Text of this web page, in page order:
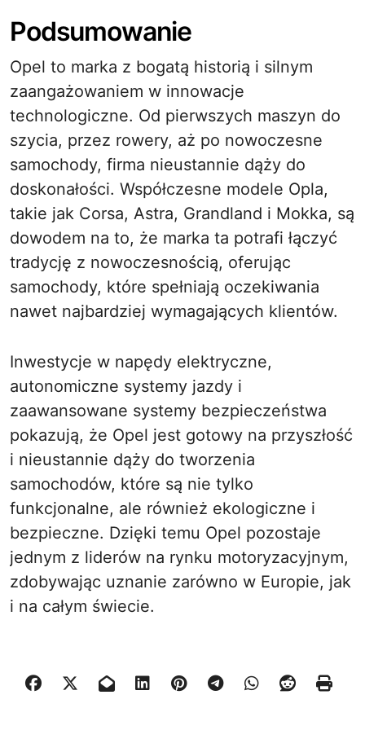
Podsumowanie
Opel to marka z bogatą historią i silnym
zaangażowaniem w innowacje
technologiczne. Od pierwszych maszyn do
szycia, przez rowery, aż po nowoczesne
samochody, firma nieustannie dąży do
doskonałości. Współczesne modele Opla,
takie jak Corsa, Astra, Grandland i Mokka, są
dowodem na to, że marka ta potrafi łączyć
tradycję z nowoczesnością, oferując
samochody, które spełniają oczekiwania
nawet najbardziej wymagających klientów.
Inwestycje w napędy elektryczne,
autonomiczne systemy jazdy i
zaawansowane systemy bezpieczeństwa
pokazują, że Opel jest gotowy na przyszłość
i nieustannie dąży do tworzenia
samochodów, które są nie tylko
funkcjonalne, ale również ekologiczne i
bezpieczne. Dzięki temu Opel pozostaje
jednym z liderów na rynku motoryzacyjnym,
zdobywając uznanie zarówno w Europie, jak
i na całym świecie.